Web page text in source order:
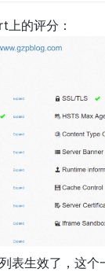
的评分：
表生效了，这个